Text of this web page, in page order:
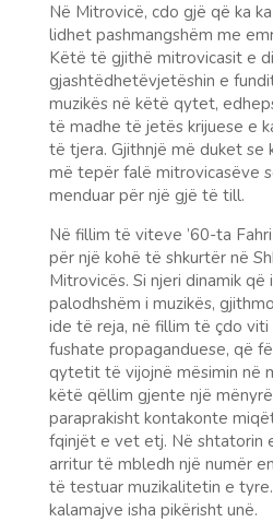
Në Mitrovicë, cdo gjë që ka
lidhet pashmangshëm me
Këtë të gjithë mitrovicasit e
gjashtëdhetëvjetëshin e
muzikës në këtë qytet,
të madhe të jetës krijuese e
të tjera. Gjithnjë më duket se
më tepër falë mitrovicasëve
menduar për një gjë të till.
Në fillim të viteve ’60-ta
për një kohë të shkurtër në
Mitrovicës. Si njeri dinamik që
palodhshëm i muzikës,
ide të reja, në fillim të çdo
fushate propaganduese, që
qytetit të vijojnë mësimin në
këtë qëllim gjente një
paraprakisht kontakonte
fqinjët e vet etj. Në shtatorin
arritur të mbledh një numër
të testuar muzikalitetin e
kalamajve isha pikërisht unë.